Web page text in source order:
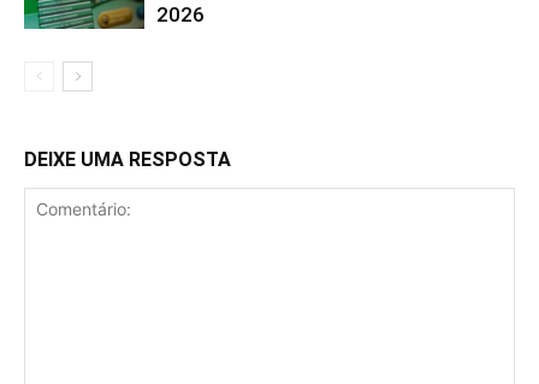
2026
DEIXE UMA RESPOSTA